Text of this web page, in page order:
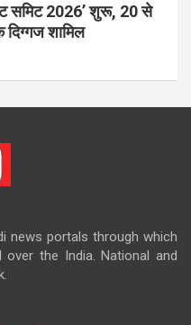
समिट 2026’ शुरू, 20 से
दिग्गज शामिल
news portals through which
the India. National and